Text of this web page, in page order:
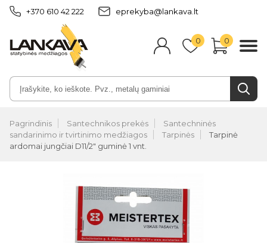
+370 610 42 222 eprekyba@lankava.lt
0 0
Pagrindinis Santechnikos prekės
Santechninės
sandarinimo ir tvirtinimo medžiagos
Tarpinės
Tarpinė
ardomai jungčiai D11/2" guminė 1 vnt.